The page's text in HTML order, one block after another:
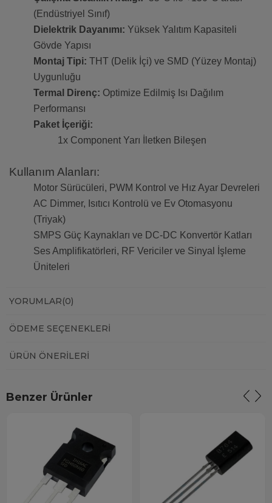
(Endüstriyel Sınıf)
Dielektrik Dayanımı: Yüksek Yalıtım Kapasiteli
Gövde Yapısı
Montaj Tipi: THT (Delik İçi) ve SMD (Yüzey Montaj)
Uygunluğu
Termal Direnç: Optimize Edilmiş Isı Dağılım
Performansı
Paket İçeriği:
1x Component Yarı İletken Bileşen
Kullanım Alanları:
Motor Sürücüleri, PWM Kontrol ve Hız Ayar Devreleri
AC Dimmer, Isıtıcı Kontrolü ve Ev Otomasyonu
(Triyak)
SMPS Güç Kaynakları ve DC-DC Konvertör Katları
Ses Amplifikatörleri, RF Vericiler ve Sinyal İşleme
Üniteleri
YORUMLAR(0)
ÖDEME SEÇENEKLERI
ÜRÜN ÖNERILERI
Benzer Ürünler